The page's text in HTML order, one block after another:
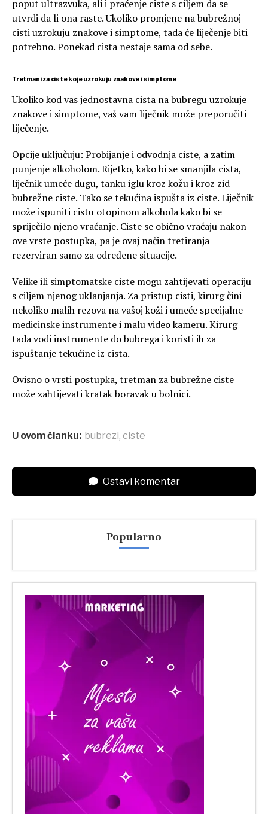
poput ultrazvuka, ali i praćenje ciste s ciljem da se
utvrdi da li ona raste. Ukoliko promjene na bubrežnoj
cisti uzrokuju znakove i simptome, tada će liječenje biti
potrebno. Ponekad cista nestaje sama od sebe.
Tretmani za ciste koje uzrokuju znakove i simptome
Ukoliko kod vas jednostavna cista na bubregu uzrokuje
znakove i simptome, vaš vam liječnik može preporučiti
liječenje.
Opcije uključuju: Probijanje i odvodnja ciste, a zatim
punjenje alkoholom. Rijetko, kako bi se smanjila cista,
liječnik umeće dugu, tanku iglu kroz kožu i kroz zid
bubrežne ciste. Tako se tekućina ispušta iz ciste. Liječnik
može ispuniti cistu otopinom alkohola kako bi se
spriječilo njeno vraćanje. Ciste se obično vraćaju nakon
ove vrste postupka, pa je ovaj način tretiranja
rezerviran samo za određene situacije.
Velike ili simptomatske ciste mogu zahtijevati operaciju
s ciljem njenog uklanjanja. Za pristup cisti, kirurg čini
nekoliko malih rezova na vašoj koži i umeće specijalne
medicinske instrumente i malu video kameru. Kirurg
tada vodi instrumente do bubrega i koristi ih za
ispuštanje tekućine iz cista.
Ovisno o vrsti postupka, tretman za bubrežne ciste
može zahtijevati kratak boravak u bolnici.
U ovom članku: bubrezi, ciste
Ostavi komentar
Popularno